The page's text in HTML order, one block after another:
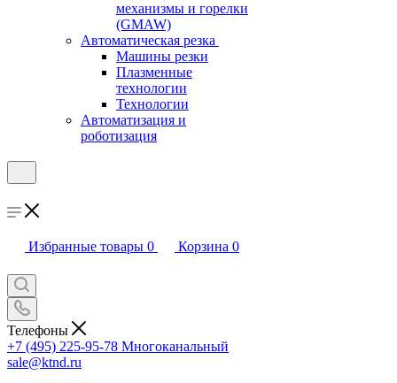
механизмы и горелки
(GMAW)
Автоматическая резка
Машины резки
Плазменные
технологии
Технологии
Автоматизация и
роботизация
Избранные товары 0 Корзина 0
Телефоны
+7 (495) 225-95-78 Многоканальный
sale@ktnd.ru